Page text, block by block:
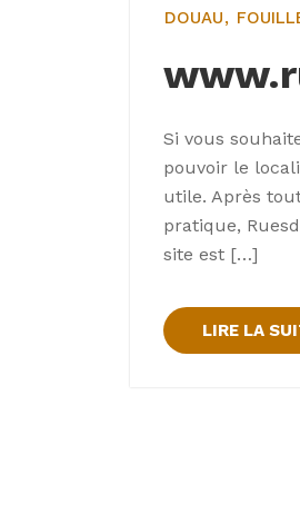
DOUAU
Si vous
pouvoir le
utile. Après
pratique,
site est […]
LIRE LA